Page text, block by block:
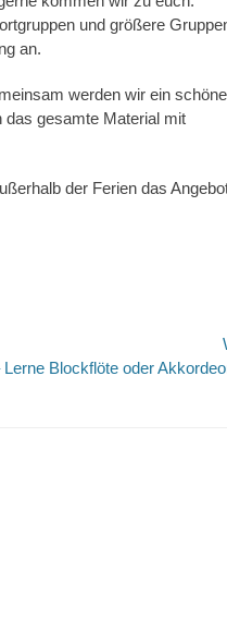
und größere
an.
werden wir ein
das gesamte Material mit
der Ferien das
Blockflöte oder